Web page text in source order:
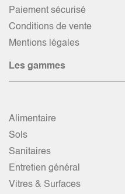
Paiement sécurisé
Conditions de vente
Mentions légales
Les gammes
Alimentaire
Sols
Sanitaires
Entretien général
Vitres & Surfaces